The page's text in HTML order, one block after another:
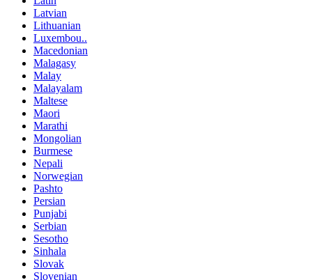
Latvian
Lithuanian
Luxembou..
Macedonian
Malagasy
Malay
Malayalam
Maltese
Maori
Marathi
Mongolian
Burmese
Nepali
Norwegian
Pashto
Persian
Punjabi
Serbian
Sesotho
Sinhala
Slovak
Slovenian